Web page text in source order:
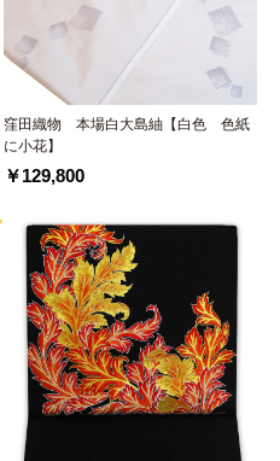
窪田織物 本場白大島紬【白色 色紙
に小花】
￥129,800